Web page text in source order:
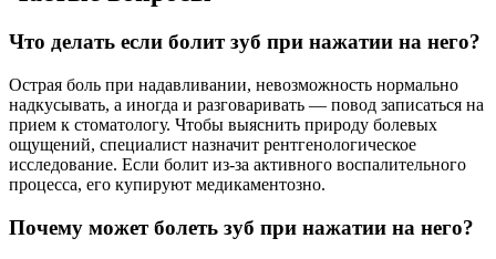
Что делать если болит зуб при нажатии на него?
Острая боль при надавливании, невозможность нормально
надкусывать, а иногда и разговаривать — повод записаться на
прием к стоматологу. Чтобы выяснить природу болевых
ощущений, специалист назначит рентгенологическое
исследование. Если болит из-за активного воспалительного
процесса, его купируют медикаментозно.
Почему может болеть зуб при нажатии на него?